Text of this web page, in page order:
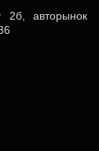
2б, авторынок